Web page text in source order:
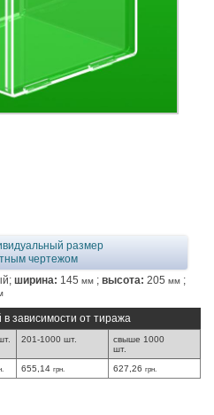
размер
чертежом
ширина: 145 мм ; высота: 205 мм ;
зависимости от тиража
201-1000 шт.
свыше 1000
шт.
655,14 грн. 627,26 грн.